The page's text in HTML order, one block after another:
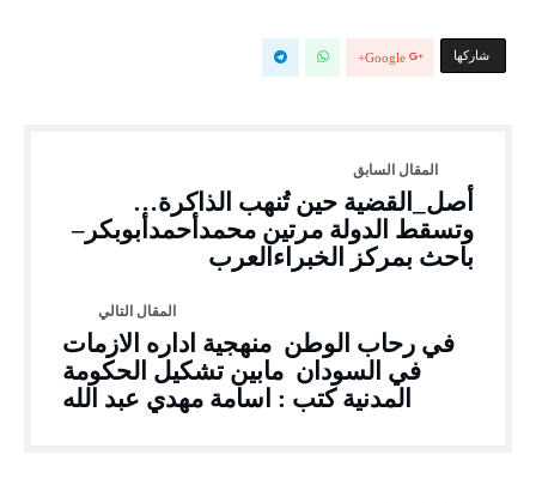
‫‫ شاركها‬ Google+
أصل_القضية حين تُنهب الذاكرة…
وتسقط الدولة مرتين محمدأحمدأبوبكر–
باحث بمركز الخبراءالعرب
في رحاب الوطن منهجية اداره الازمات
في السودان مابين تشكيل الحكومة
المدنية كتب : اسامة مهدي عبد الله